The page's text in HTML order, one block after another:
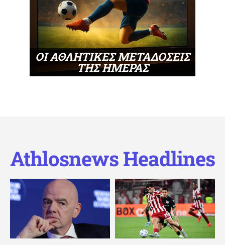
ΟΙ ΑΘΛΗΤΙΚΕΣ ΜΕΤΑΔΟΣΕΙΣ
ΤΗΣ ΗΜΕΡΑΣ
Athlosnews Headlines